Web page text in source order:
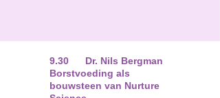
9.30 Dr. Nils Bergman
Borstvoeding als
bouwsteen van Nurture